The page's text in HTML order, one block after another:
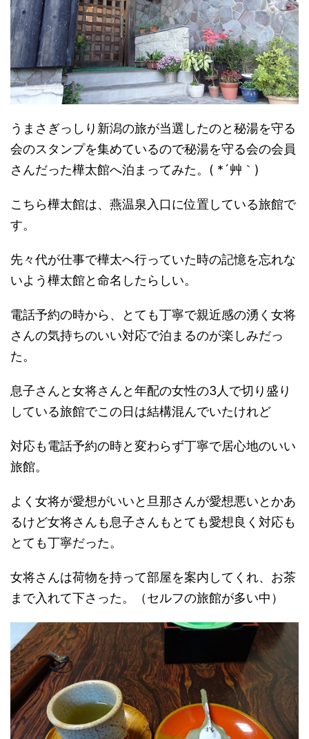
うまさぎっしり新潟の旅が当選したのと秘湯を守る
会のスタンプを集めているので秘湯を守る会の会員
さんだった樺太館へ泊まってみた。( *´艸｀)
こちら樺太館は、燕温泉入口に位置している旅館で
す。
先々代が仕事で樺太へ行っていた時の記憶を忘れな
いよう樺太館と命名したらしい。
電話予約の時から、とても丁寧で親近感の湧く女将
さんの気持ちのいい対応で泊まるのが楽しみだっ
た。
息子さんと女将さんと年配の女性の3人で切り盛り
している旅館でこの日は結構混んでいたけれど
対応も電話予約の時と変わらず丁寧で居心地のいい
旅館。
よく女将が愛想がいいと旦那さんが愛想悪いとかあ
るけど女将さんも息子さんもとても愛想良く対応も
とても丁寧だった。
女将さんは荷物を持って部屋を案内してくれ、お茶
まで入れて下さった。（セルフの旅館が多い中）